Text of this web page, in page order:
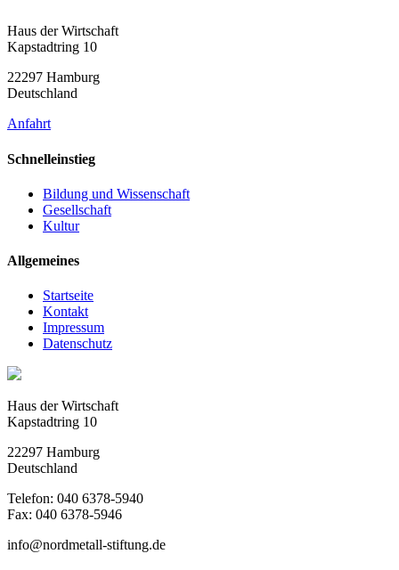
Haus der Wirtschaft
Kapstadtring 10
22297 Hamburg
Deutschland
Anfahrt
Schnelleinstieg
Bildung und Wissenschaft
Gesellschaft
Kultur
Allgemeines
Startseite
Kontakt
Impressum
Datenschutz
Haus der Wirtschaft
Kapstadtring 10
22297 Hamburg
Deutschland
Telefon: 040 6378-5940
Fax: 040 6378-5946
info@nordmetall-stiftung.de